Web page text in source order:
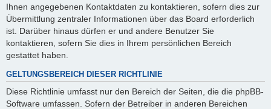
Ihnen angegebenen Kontaktdaten zu kontaktieren, sofern dies zur
Übermittlung zentraler Informationen über das Board erforderlich
ist. Darüber hinaus dürfen er und andere Benutzer Sie
kontaktieren, sofern Sie dies in Ihrem persönlichen Bereich
gestattet haben.
GELTUNGSBEREICH DIESER RICHTLINIE
Diese Richtlinie umfasst nur den Bereich der Seiten, die die phpBB-
Software umfassen. Sofern der Betreiber in anderen Bereichen